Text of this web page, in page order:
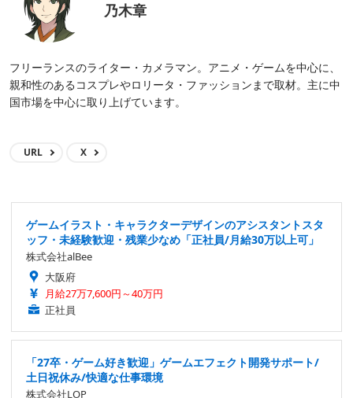
乃木章
フリーランスのライター・カメラマン。アニメ・ゲームを中心に、
親和性のあるコスプレやロリータ・ファッションまで取材。主に中
国市場を中心に取り上げています。
URL X
ゲームイラスト・キャラクターデザインのアシスタントスタ
ッフ・未経験歓迎・残業少なめ「正社員/月給30万以上可」
株式会社alBee
大阪府
月給27万7,600円～40万円
正社員
「27卒・ゲーム好き歓迎」ゲームエフェクト開発サポート/
土日祝休み/快適な仕事環境
株式会社LOP